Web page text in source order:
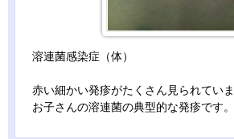
溶連菌感染症（体）
赤い細かい発疹がたくさん見られていま
お子さんの溶連菌の典型的な発疹です。